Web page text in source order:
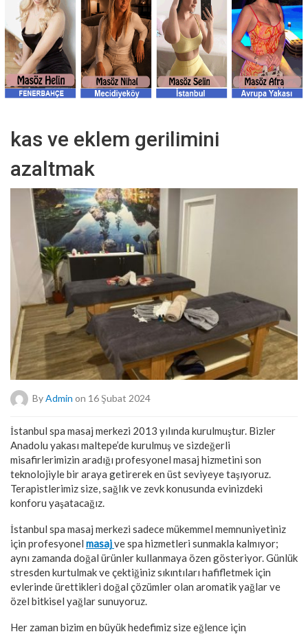
kas ve eklem gerilimini
azaltmak
By Admin on 16 Şubat 2024
İstanbul spa masaj merkezi 2013 yılında kurulmuştur. Bizler
Anadolu yakası maltepe’de kurulmuş ve sizdeğerli
misafirlerimizin aradığı profesyonel masaj hizmetini son
teknolojiyle bir araya getirerek en üst seviyeye taşıyoruz.
Terapistlerimiz size, sağlık ve zevk konusunda evinizdeki
konforu yaşatacağız.
İstanbul spa masaj merkezi sadece mükemmel memnuniyetiniz
için profesyonel masajve spa hizmetleri sunmakla kalmıyor;
aynı zamanda doğal ürünler kullanmaya özen gösteriyor. Günlük
stresden kurtulmak ve çektiğiniz sıkıntıları hafifletmek için
evlerinde ürettikleri doğal çözümler olan aromatik yağlar ve
özel bitkisel yağlar sunuyoruz.
Her zaman bizim en büyük hedefimiz size eğlence için